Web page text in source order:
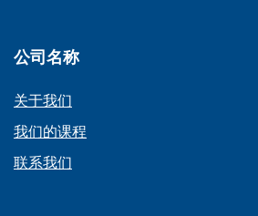
公司名称
关于我们
我们的课程
联系我们